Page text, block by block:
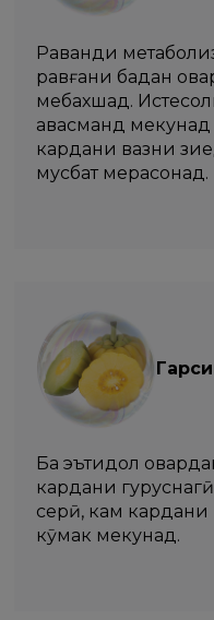
Раванди
равғани бадан
мебахшад.
ҳавасманд
кардани вазни
мусбат мерасонад.
Ба эътидол
кардани
серӣ, кам
кӯмак мекунад.